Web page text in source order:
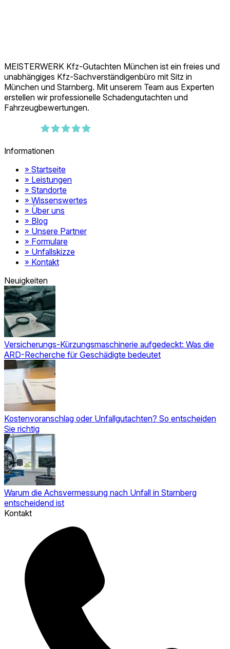
MEISTERWERK Kfz-Gutachten München ist ein freies und
unabhängiges Kfz-Sachverständigenbüro mit Sitz in
München und Starnberg. Mit unserem Team aus Experten
erstellen wir professionelle Schadengutachten und
Fahrzeugbewertungen.
Informationen
» Startseite
» Leistungen
» Standorte
» Wissenswertes
» Über uns
» Blog
» Unsere Partner
» Formulare
» Unfallskizze
» Kontakt
Neuigkeiten
Versicherungs-Kürzungsmaschinerie aufgedeckt: Was die
ARD-Recherche für Geschädigte bedeutet
Kostenvoranschlag oder Unfallgutachten? So entscheiden
Sie richtig
Warum die Achsvermessung nach Unfall in Starnberg
entscheidend ist
Kontakt